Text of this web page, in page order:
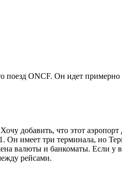
поезд ONCF. Он идет
добавить, что этот
Он имеет три терминала, но
валюты и банкоматы. Если у
рейсами.